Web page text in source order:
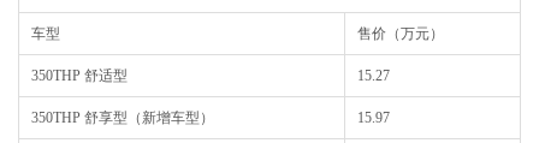
车型 售价（万元）
350THP 舒适型 15.27
350THP 舒享型（新增车型） 15.97